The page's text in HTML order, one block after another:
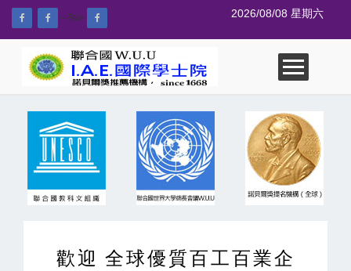
--%> 2026/08/08 星期六
歡迎 全球優質百工百業企